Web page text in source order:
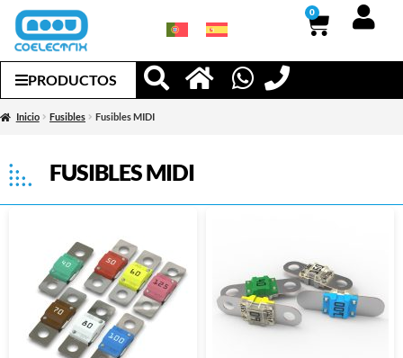
0
PRODUCTOS
Inicio Fusibles Fusibles MIDI
FUSIBLES MIDI